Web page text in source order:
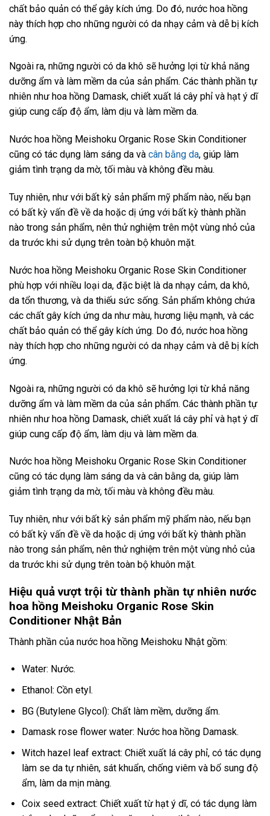
chất bảo quản có thể gây kích ứng. Do đó, nước hoa hồng
này thích hợp cho những người có da nhạy cảm và dễ bị kích
ứng.
Ngoài ra, những người có da khô sẽ hưởng lợi từ khả năng
dưỡng ẩm và làm mềm da của sản phẩm. Các thành phần tự
nhiên như hoa hồng Damask, chiết xuất lá cây phỉ và hạt ý dĩ
giúp cung cấp độ ẩm, làm dịu và làm mềm da.
Nước hoa hồng Meishoku Organic Rose Skin Conditioner
cũng có tác dụng làm sáng da và cân bằng da, giúp làm
giảm tình trạng da mờ, tối màu và không đều màu.
Tuy nhiên, như với bất kỳ sản phẩm mỹ phẩm nào, nếu bạn
có bất kỳ vấn đề về da hoặc dị ứng với bất kỳ thành phần
nào trong sản phẩm, nên thử nghiệm trên một vùng nhỏ của
da trước khi sử dụng trên toàn bộ khuôn mặt.
Nước hoa hồng Meishoku Organic Rose Skin Conditioner
phù hợp với nhiều loại da, đặc biệt là da nhạy cảm, da khô,
da tổn thương, và da thiếu sức sống. Sản phẩm không chứa
các chất gây kích ứng da như màu, hương liệu mạnh, và các
chất bảo quản có thể gây kích ứng. Do đó, nước hoa hồng
này thích hợp cho những người có da nhạy cảm và dễ bị kích
ứng.
Ngoài ra, những người có da khô sẽ hưởng lợi từ khả năng
dưỡng ẩm và làm mềm da của sản phẩm. Các thành phần tự
nhiên như hoa hồng Damask, chiết xuất lá cây phỉ và hạt ý dĩ
giúp cung cấp độ ẩm, làm dịu và làm mềm da.
Nước hoa hồng Meishoku Organic Rose Skin Conditioner
cũng có tác dụng làm sáng da và cân bằng da, giúp làm
giảm tình trạng da mờ, tối màu và không đều màu.
Tuy nhiên, như với bất kỳ sản phẩm mỹ phẩm nào, nếu bạn
có bất kỳ vấn đề về da hoặc dị ứng với bất kỳ thành phần
nào trong sản phẩm, nên thử nghiệm trên một vùng nhỏ của
da trước khi sử dụng trên toàn bộ khuôn mặt.
Hiệu quả vượt trội từ thành phần tự nhiên nước
hoa hồng Meishoku Organic Rose Skin
Conditioner Nhật Bản
Thành phần của nước hoa hồng Meishoku Nhật gồm:
Water: Nước.
Ethanol: Cồn etyl.
BG (Butylene Glycol): Chất làm mềm, dưỡng ẩm.
Damask rose flower water: Nước hoa hồng Damask.
Witch hazel leaf extract: Chiết xuất lá cây phỉ, có tác dụng
làm se da tự nhiên, sát khuẩn, chống viêm và bổ sung độ
ẩm, làm da mịn màng.
Coix seed extract: Chiết xuất từ hạt ý dĩ, có tác dụng làm